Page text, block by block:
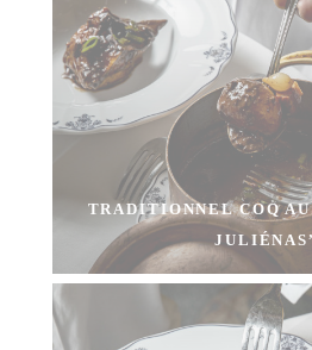
TRADITIONNEL COQ